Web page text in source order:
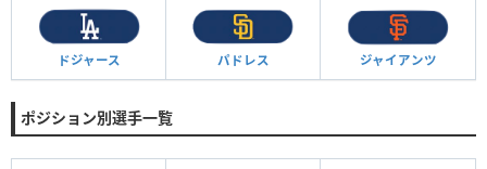
ドジャース パドレス ジャイアンツ
ポジション別選手一覧